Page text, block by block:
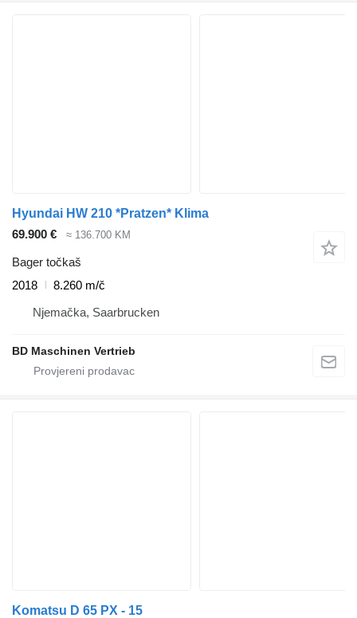
Hyundai HW 210 *Pratzen* Klima
69.900 €
≈ 136.700 KM
Bager točkaš
2018
8.260 m/č
Njemačka, Saarbrucken
BD Maschinen Vertrieb
Komatsu D 65 PX - 15